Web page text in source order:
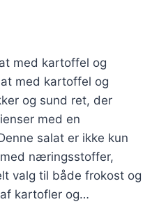
med kartoffel og
med kartoffel og
og sund ret, der
med en
salat er ikke kun
næringsstoffer,
valg til både frokost og
kartofler og…